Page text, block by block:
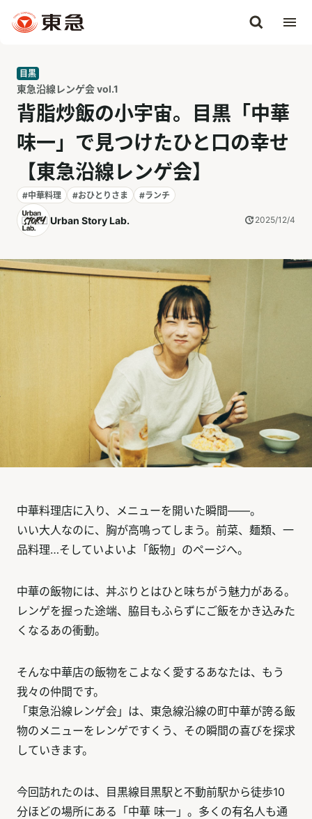
目黒
東急沿線レンゲ会 vol.1
背脂炒飯の小宇宙。目黒「中華
味一」で見つけたひと口の幸せ
【東急沿線レンゲ会】
#中華料理 #おひとりさま #ランチ
Urban Story Lab. 2025/12/4
中華料理店に入り、メニューを開いた瞬間――。
いい大人なのに、胸が高鳴ってしまう。前菜、麺類、一
品料理…そしていよいよ「飯物」のページへ。
中華の飯物には、丼ぶりとはひと味ちがう魅力がある。
レンゲを握った途端、脇目もふらずにご飯をかき込みた
くなるあの衝動。
そんな中華店の飯物をこよなく愛するあなたは、もう
我々の仲間です。
「東急沿線レンゲ会」は、東急線沿線の町中華が誇る飯
物のメニューをレンゲですくう、その瞬間の喜びを探求
していきます。
今回訪れたのは、目黒線目黒駅と不動前駅から徒歩10
分ほどの場所にある「中華 味一」。多くの有名人も通